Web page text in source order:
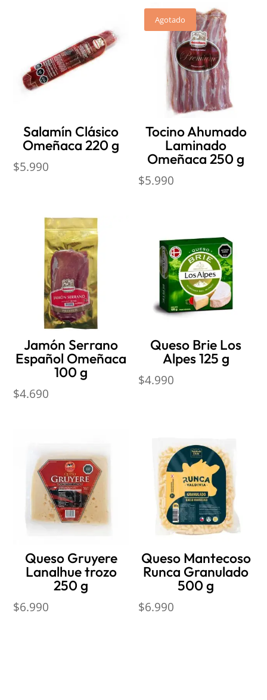
Salamín Clásico
Omeñaca 220 g
$5.990
Agotado
Tocino Ahumado
Laminado
Omeñaca 250 g
$5.990
Jamón Serrano
Español Omeñaca
100 g
$4.690
Queso Brie Los
Alpes 125 g
$4.990
Queso Gruyere
Lanalhue trozo
250 g
$6.990
Queso Mantecoso
Runca Granulado
500 g
$6.990